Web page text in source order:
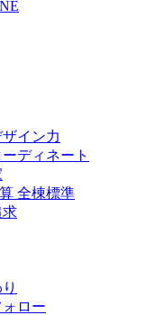
イン力
ディネート
全棟標準
求
ロー